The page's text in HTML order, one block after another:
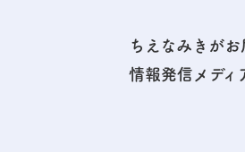
ちえなみきがお
情報発信メディ